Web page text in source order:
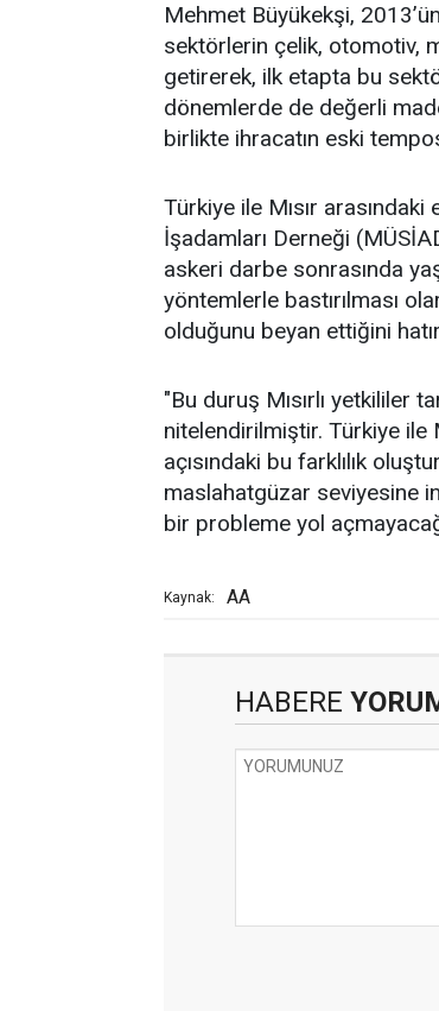
Mehmet Büyükekşi,
sektörlerin çelik, otomotiv,
getirerek, ilk etapta bu
dönemlerde de değerli
birlikte ihracatın eski
Türkiye ile Mısır
İşadamları Derneği
askeri darbe sonrasında
yöntemlerle bastırılması
olduğunu beyan ettiğini
"Bu duruş Mısırlı yetkililer
nitelendirilmiştir. Türkiye ile
açısındaki bu farklılık
maslahatgüzar seviyesine
bir probleme yol
Kaynak: AA
HABERE